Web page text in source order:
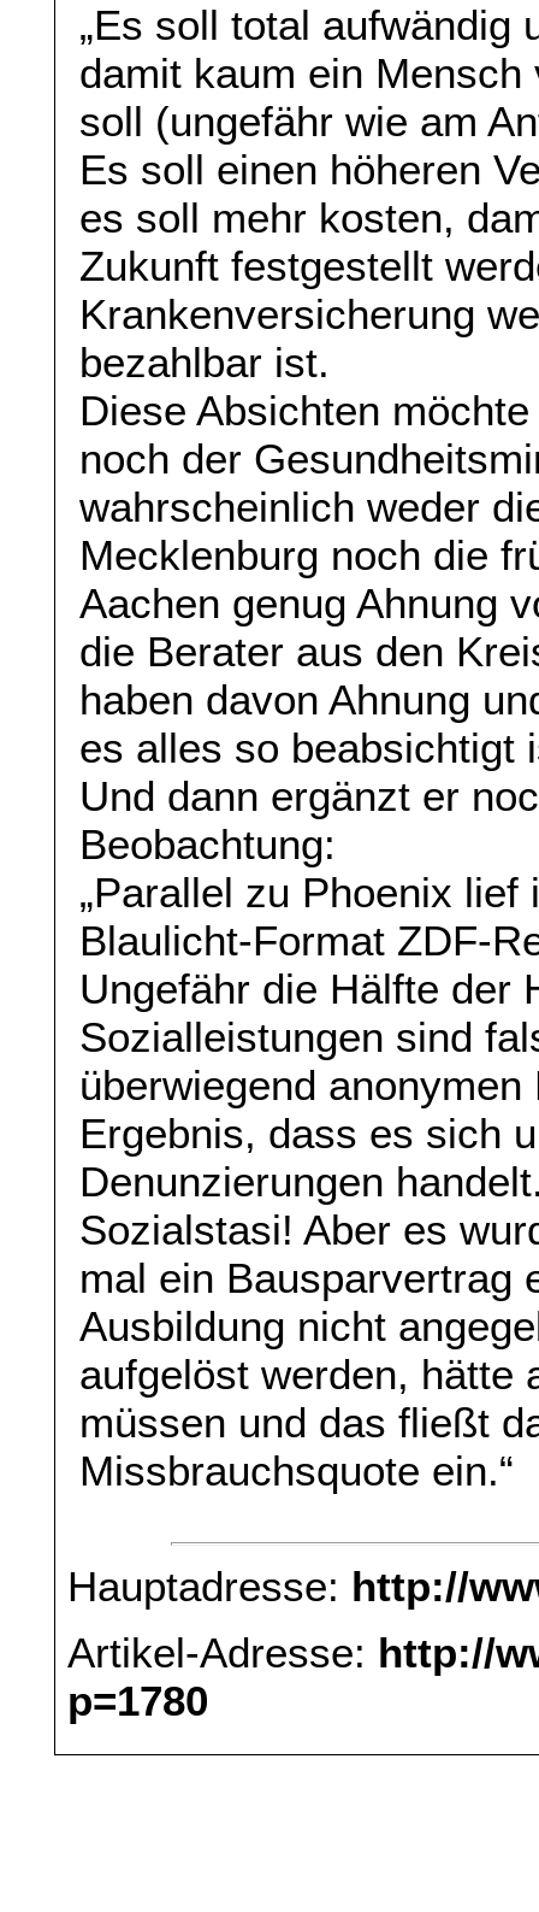
„Es soll total aufwändig
damit kaum ein
soll (ungefähr wie am
Es soll einen höheren
es soll mehr kosten,
Zukunft festgestellt
Krankenversicherung
bezahlbar ist.
Diese Absichten
noch der
wahrscheinlich weder
Mecklenburg noch die
Aachen genug Ahnung
die Berater aus den
haben davon Ahnung
es alles so beabsichtigt
Und dann ergänzt er
Beobachtung:
„Parallel zu Phoenix
Blaulicht-Format ZDF-
Ungefähr die Hälfte der
Sozialleistungen sind
überwiegend
Ergebnis, dass es sich
Denunzierungen
Sozialstasi! Aber es
mal ein Bausparvertrag
Ausbildung nicht
aufgelöst werden, hätte
müssen und das fließt
Missbrauchsquote ein.“
Hauptadresse: http://
Artikel-Adresse: http://
p=1780